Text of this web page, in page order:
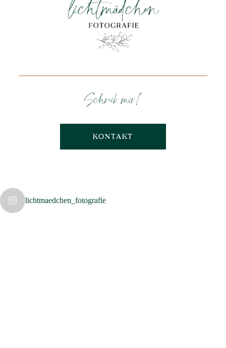
Schreib mir!
KONTAKT
lichtmaedchen_fotografie